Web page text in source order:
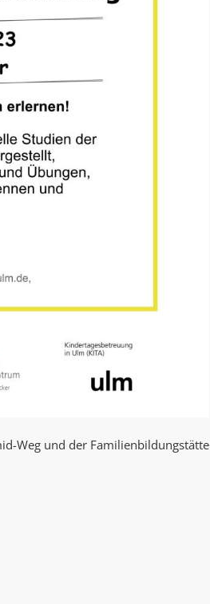
Weg und der Familienbildungstätte